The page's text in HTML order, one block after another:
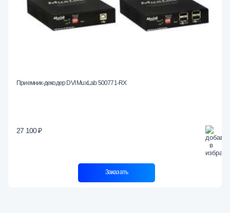
Приемник-декодер DVI MuxLab 500771-RX
27 100 ₽
Заказать